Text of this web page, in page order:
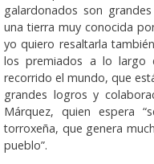
galardonados son
una tierra muy conocida
yo quiero resaltarla
los premiados a lo largo
recorrido el mundo, que
grandes logros y
Márquez, quien espera
torroxeña, que genera
pueblo”.